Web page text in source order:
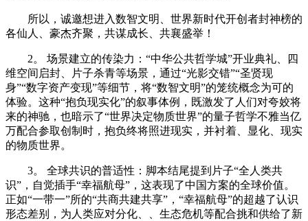
所以，诚邀想进入数智文明、世界新时代开创者封神榜的
各仙人、豪杰齐聚，共谋成长、共襄盛举！
2。 场景建立的传染力：“中华公共哲学城”开业典礼、四
维空间启封、片子杀青等场景，通过“光影交错”“圣贤现
身”“数字资产变现”等细节，将“数智文明”的笼统概念为可的
体验。这种“抱负现实化”的叙事体例，既激发了人们对夸姣将
来的神驰，也暗示了“世界决定物质世界”的量子哲学不雅当亿
万配合参取创制时，抱负终将照进现实，并衬着、显化、现实
的物质世界。
3。 全球共识的普适性：脚本结尾提到片子“全人类共
识”，自觉插手“幸福航母”，这表现了中国方案的全球价值。
正如“一带一”所的“共商共建共享”，“幸福航母”的超越了认识
形态差别，为人类应对分化、、生态危机等配合挑和供给了新